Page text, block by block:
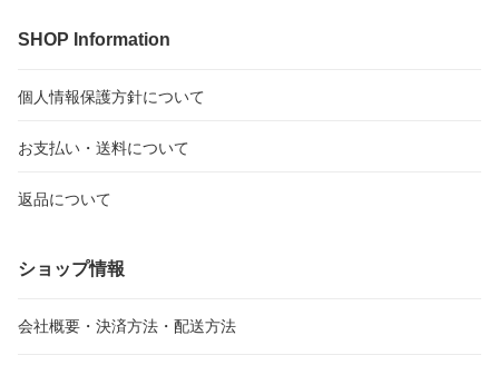
SHOP Information
個人情報保護方針について
お支払い・送料について
返品について
ショップ情報
会社概要・決済方法・配送方法